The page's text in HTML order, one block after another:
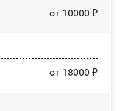
от 10000 ₽
от 18000 ₽